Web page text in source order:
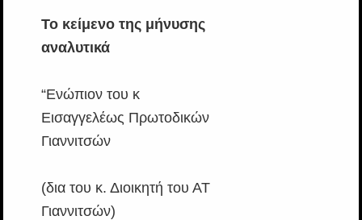
Το κείμενο της μήνυσης
αναλυτικά
“Ενώπιον του κ
Εισαγγελέως Πρωτοδικών
Γιαννιτσών
(δια του κ. Διοικητή του ΑΤ
Γιαννιτσών)